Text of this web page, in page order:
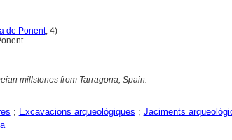
de Ponent, 4)
millstones from Tarragona, Spain.
; Excavacions arqueològiques ; Jaciments